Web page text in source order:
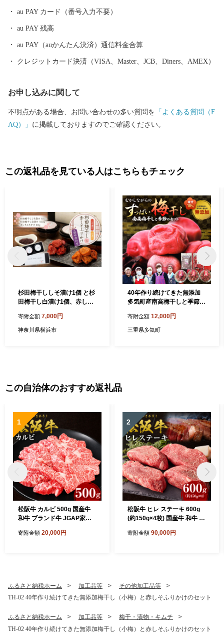
述の松阪牛肥育農家直営レストランや、伊勢いも料理専門店、あ
る全国紙で全国2位に輝いた農園レストラン、清流宮川の畔で絶景
を観ながら味わえる茅葺き日本料理などなど、魅力的な飲食店が
店」があり、営業日は多くのお客様で賑わっています。 私たち
au PAY カード（番号入力不要）
au PAY 残高
au PAY（auかんたん決済）通信料金合算
クレジットカード決済（VISA、Master、JCB、Diners、AMEX）
お申し込みに関して
不明点がある場合、お問い合わせの多い質問を 「よくある質問（F
AQ）」 に掲載しておりますのでご確認ください。
この返礼品を見ている人はこちらもチェック
杉田梅干ししそ漬け1個 と杉
田梅干し白漬け1個、赤しそ
寄附金額 7,000円
神奈川県横浜市
40年作り続けてきた無添加
多気町産南高梅干しと季節の
し しょっぱい すっぱい 紫蘇
シソ しそ 紅生姜 紅ショウガ
寄附金額 12,000円
三重県多気町
この自治体のおすすめ返礼品
1
松阪牛 カルビ 500g 国産牛
和牛 ブランド牛 JGAP家
農場 牛肉 肉 高級 人気 おす
寄附金額 20,000円
2
松阪牛 ヒレ ステーキ 600g
(約150g×4枚) 国産牛 和牛 ブ
農場HACCP認証農場 牛肉
寄附金額 90,000円
ふるさと納税ホーム 加工品等
その他加工品等
TH-02 40年作り続けてきた無添加梅干し（小梅）と赤しそふりかけのセット
ふるさと納税ホーム 加工品等
梅干・漬物・キムチ
TH-02 40年作り続けてきた無添加梅干し（小梅）と赤しそふりかけのセット